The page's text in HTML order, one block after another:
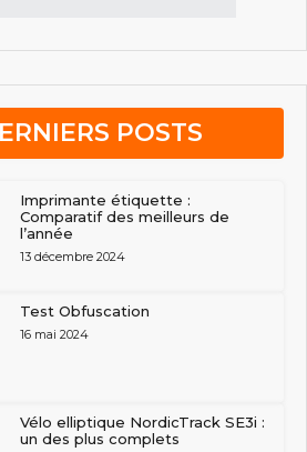
POSTS
Imprimante étiquette :
Comparatif des meilleurs de
l’année
13 décembre 2024
Test Obfuscation
16 mai 2024
Vélo elliptique NordicTrack SE3i :
un des plus complets